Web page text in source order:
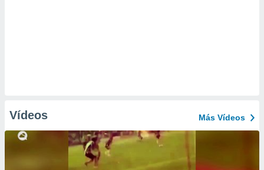
Vídeos Más Vídeos